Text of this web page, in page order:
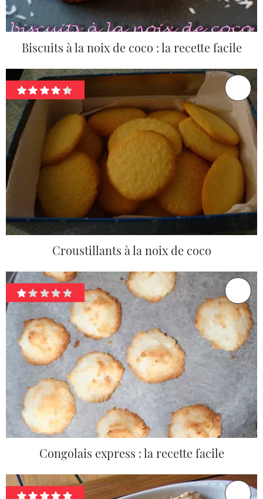
Biscuits à la noix de coco : la recette facile
Croustillants à la noix de coco
Congolais express : la recette facile